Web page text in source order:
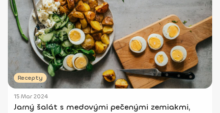
Recepty
15 Mar 2024
Jarný šalát s medovými pečenými zemiakmi,